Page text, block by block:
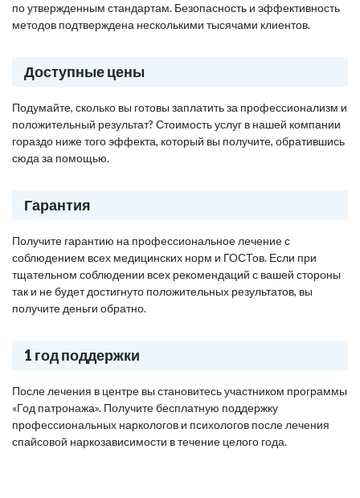
по утвержденным стандартам. Безопасность и эффективность
методов подтверждена несколькими тысячами клиентов.
Доступные цены
Подумайте, сколько вы готовы заплатить за профессионализм и
положительный результат? Стоимость услуг в нашей компании
гораздо ниже того эффекта, который вы получите, обратившись
сюда за помощью.
Гарантия
Получите гарантию на профессиональное лечение с
соблюдением всех медицинских норм и ГОСТов. Если при
тщательном соблюдении всех рекомендаций с вашей стороны
так и не будет достигнуто положительных результатов, вы
получите деньги обратно.
1 год поддержки
После лечения в центре вы становитесь участником программы
«Год патронажа». Получите бесплатную поддержку
профессиональных наркологов и психологов после лечения
спайсовой наркозависимости в течение целого года.